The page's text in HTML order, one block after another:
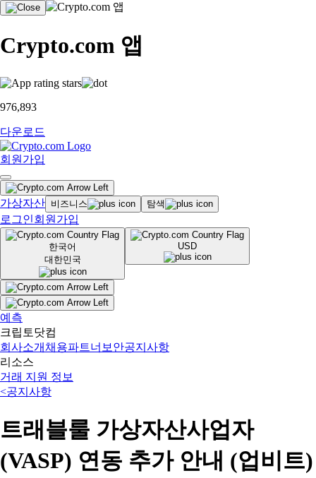
Crypto.com 앱
976,893
다운로드
회원가입
가상자산 비즈니스 탐색
로그인회원가입
한국어
대한민국
USD
예측
크립토닷컴
회사소개 채용파트너 보안공지사항
리소스
거래 지원 정보
<공지사항
트래블룰 가상자산사업자
(VASP) 연동 추가 안내 (업비트)